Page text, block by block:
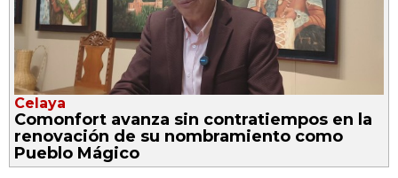
Celaya
Comonfort avanza sin contratiempos en la
renovación de su nombramiento como
Pueblo Mágico